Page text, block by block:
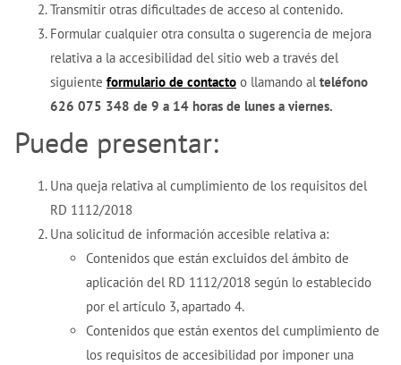
Transmitir otras dificultades de acceso al contenido.
Formular cualquier otra consulta o sugerencia de mejora
relativa a la accesibilidad del sitio web a través del
siguiente formulario de contacto o llamando alteléfono
626 075 348 de 9 a 14 horas de lunes a viernes.
Puede presentar:
Una queja relativa al cumplimiento de los requisitos del
RD 1112/2018
Una solicitud de información accesible relativa a:
Contenidos que están excluidos del ámbito de
aplicación del RD 1112/2018 según lo establecido
por el artículo 3, apartado 4.
Contenidos que están exentos del cumplimiento de
los requisitos de accesibilidad por imponer una